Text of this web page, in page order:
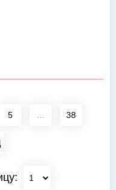
5 38